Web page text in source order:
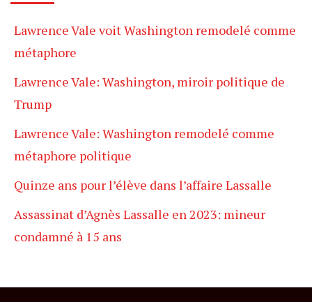
Lawrence Vale voit Washington remodelé comme
métaphore
Lawrence Vale: Washington, miroir politique de
Trump
Lawrence Vale: Washington remodelé comme
métaphore politique
Quinze ans pour l’élève dans l’affaire Lassalle
Assassinat d’Agnès Lassalle en 2023: mineur
condamné à 15 ans